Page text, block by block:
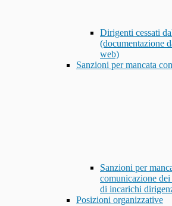
Dirigenti cessati
(documentazione
web)
Sanzioni per mancata
Sanzioni per
comunicazione
di incarichi
Posizioni organizzative